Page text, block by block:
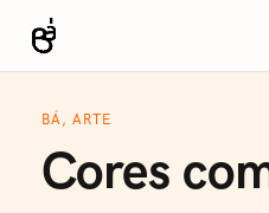
i
Revista Bá
BÁ, ARTE
Cores